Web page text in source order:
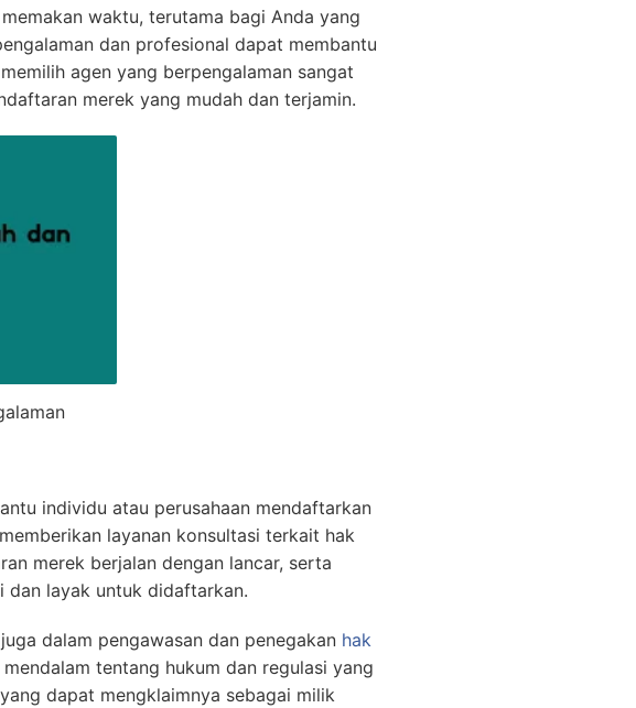
waktu, terutama bagi Anda yang
dan profesional dapat membantu
agen yang berpengalaman sangat
merek yang mudah dan terjamin.
individu atau perusahaan mendaftarkan
layanan konsultasi terkait hak
merek berjalan dengan lancar, serta
dan layak untuk didaftarkan.
dalam pengawasan dan penegakan hak
tentang hukum dan regulasi yang
dapat mengklaimnya sebagai milik